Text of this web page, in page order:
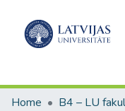
Home